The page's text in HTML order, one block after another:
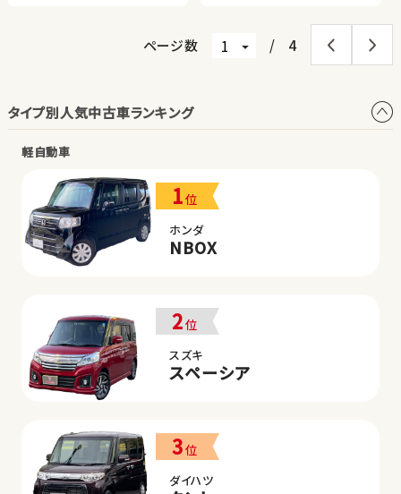
ページ数 / 4
タイプ別人気中古車ランキング
軽自動車
1位
ホンダ
NBOX
2位
スズキ
スペーシア
3位
ダイハツ